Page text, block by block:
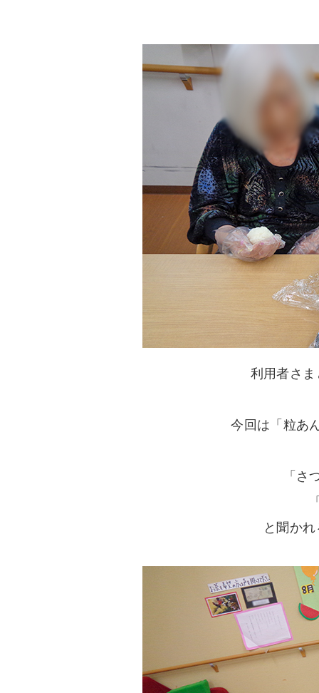
利用者さ
今回は「粒あ
「さ
と聞か